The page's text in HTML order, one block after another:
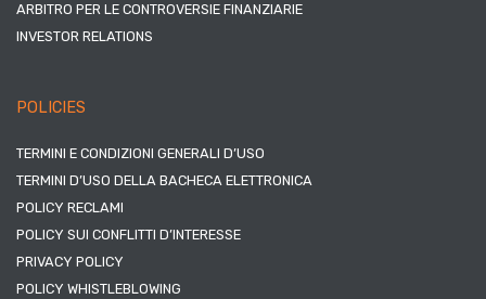
ARBITRO PER LE CONTROVERSIE FINANZIARIE
INVESTOR RELATIONS
POLICIES
TERMINI E CONDIZIONI GENERALI D’USO
TERMINI D’USO DELLA BACHECA ELETTRONICA
POLICY RECLAMI
POLICY SUI CONFLITTI D’INTERESSE
PRIVACY POLICY
POLICY WHISTLEBLOWING